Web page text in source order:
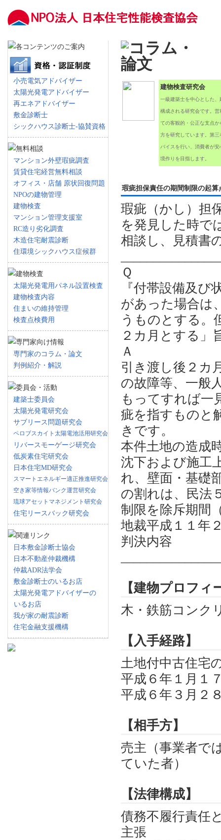
小売電気アドバイザー
太陽光発電アドバイザー
再エネアドバイザー
敷金診断士
シックハウス診断士-協賛資格
マンション外壁瑕疵調査
賃貸住宅経営無料相談
オフィス・店舗 原状回復問題
NPOの建物管理
建物検査
マンション管理支援室
RC造り劣化調査
木造住宅耐震診断
住環境シックハウス症候群
太陽光発電用パネル設置検査
建物検査内容
住まいの維持管理
検査点検費用
専門家のコラム・論文
判例紹介・解説
建築士委員会
太陽光発電研究会
サブリース問題研究会
ペロブスカイト太陽電池活用研究会
リバースモーゲージ研究会
低炭素住宅研究会
日本住宅MD研究会
スマートエネルギー適正推進研究会
空き家等情報バンク運営研究会
琉球アセットマネジメント研究会
住宅リースバック研究会
日本敷金診断士協会
日本不動産仲裁機構
仲裁ADR法学会
敷金診断士のいるお店
太陽光発電アドバイザーの
いるお店
我が家の耐震診断
住宅金融支援機構
建物検査研究会
一級建築士を中心とした
構成される研究会です。
ての客観的・公正な支点
方を研究しています。第
バイスを行い、消費者が
境作りを目指します。
瑕疵担保責任の期間制限の起算
瑕疵（かし）担
を発見した時で
相談し、見積書
Ｑ
『付帯設備及
があった場合は
うものとする。
２カ月とする」
Ａ
引き渡し後２カ
の故障等、一般
もってすれば一
疵を指すものと
きです。
本件土地の造成
沈下および施工
れ、壁面・基礎
の割れは、民法
制限を除斥期間
地裁平成１１年
判決内容
【建物プロフィ
木・鉄筋コンク
【入手経路】
土地付中古住宅
平成６年１月１
平成６年３月２
【相手方】
売主（事業者で
ていた者）
【法律構成】
債務不履行責任
主張